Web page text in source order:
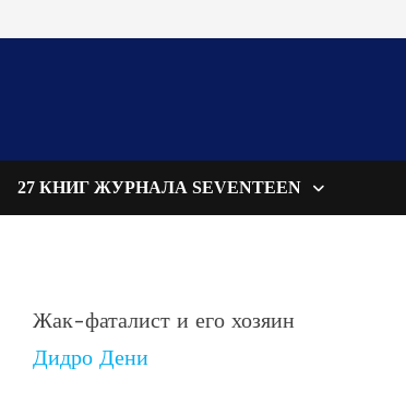
27 КНИГ ЖУРНАЛА SEVENTEEN
Жак-фаталист и его хозяин
Дидро Дени